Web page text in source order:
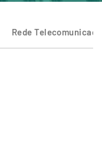
Rede